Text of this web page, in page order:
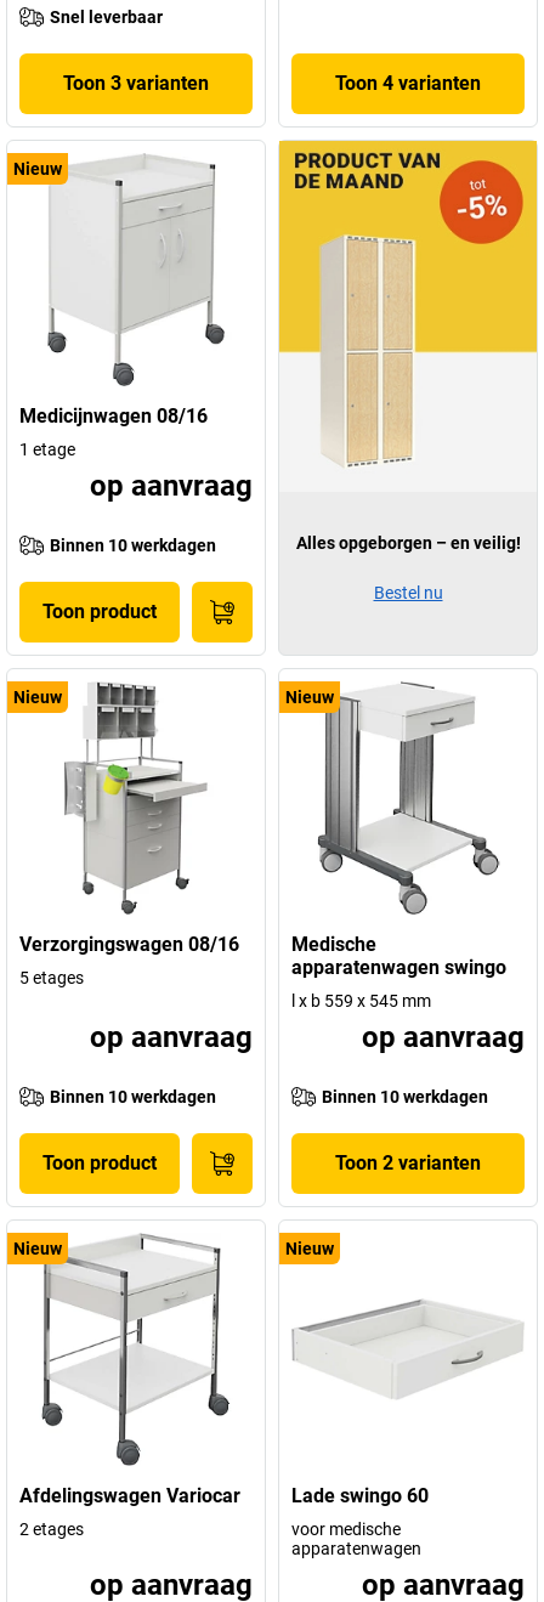
Snel leverbaar
Toon 3 varianten Toon 4 varianten
Nieuw
Medicijnwagen 08/16
1 etage
op aanvraag
Binnen 10 werkdagen
Toon product
Nieuw
Verzorgingswagen 08/16
5 etages
op aanvraag
Binnen 10 werkdagen
Toon product
Nieuw
Medische
apparatenwagen swingo
l x b 559 x 545 mm
op aanvraag
Binnen 10 werkdagen
Toon 2 varianten
Nieuw
Afdelingswagen Variocar
2 etages
op aanvraag
Nieuw
Lade swingo 60
voor medische
apparatenwagen
op aanvraag
Alles opgeborgen – en veilig!
Bestel nu